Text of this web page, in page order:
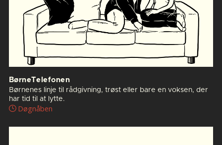
BørneTelefonen
Børnenes linje til rådgivning, trøst eller bare en voksen, der
har tid til at lytte.
Døgnåben